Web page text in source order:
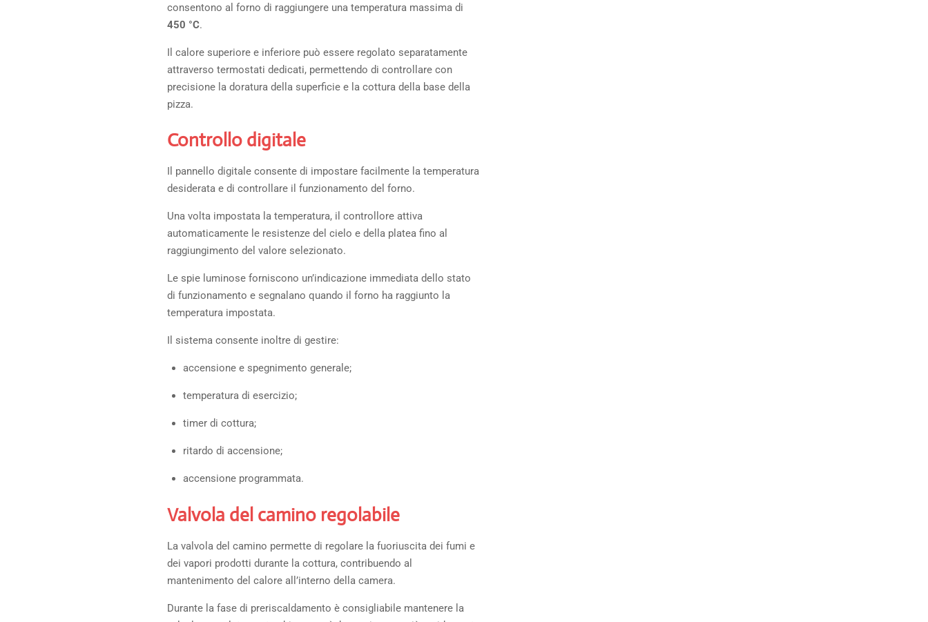
consentono al forno di raggiungere una temperatura massima di
450 °C.
Il calore superiore e inferiore può essere regolato separatamente
attraverso termostati dedicati, permettendo di controllare con
precisione la doratura della superficie e la cottura della base della
pizza.
Controllo digitale
Il pannello digitale consente di impostare facilmente la temperatura
desiderata e di controllare il funzionamento del forno.
Una volta impostata la temperatura, il controllore attiva
automaticamente le resistenze del cielo e della platea fino al
raggiungimento del valore selezionato.
Le spie luminose forniscono un’indicazione immediata dello stato
di funzionamento e segnalano quando il forno ha raggiunto la
temperatura impostata.
Il sistema consente inoltre di gestire:
accensione e spegnimento generale;
temperatura di esercizio;
timer di cottura;
ritardo di accensione;
accensione programmata.
Valvola del camino regolabile
La valvola del camino permette di regolare la fuoriuscita dei fumi e
dei vapori prodotti durante la cottura, contribuendo al
mantenimento del calore all’interno della camera.
Durante la fase di preriscaldamento è consigliabile mantenere la